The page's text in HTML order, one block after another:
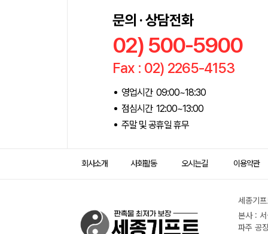
문의 · 상담전화
02) 500-5900
Fax : 02) 2265-4153
영업시간 09:00~18:30
점심시간 12:00~13:00
주말 및 공휴일 휴무
회사소개 사회활동 오시는길 이용약관
세종기
본사 :
파주 공